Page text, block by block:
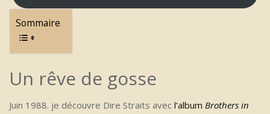
Sommaire
Un rêve de gosse
Juin 1988. je découvre Dire Straits avec l’album Brothers in